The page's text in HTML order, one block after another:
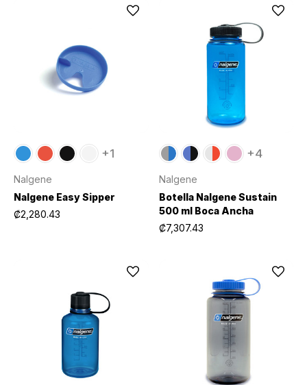
+1
Nalgene
Nalgene Easy Sipper
₡2,280.43
+4
Nalgene
Botella Nalgene Sustain
500 ml Boca Ancha
₡7,307.43